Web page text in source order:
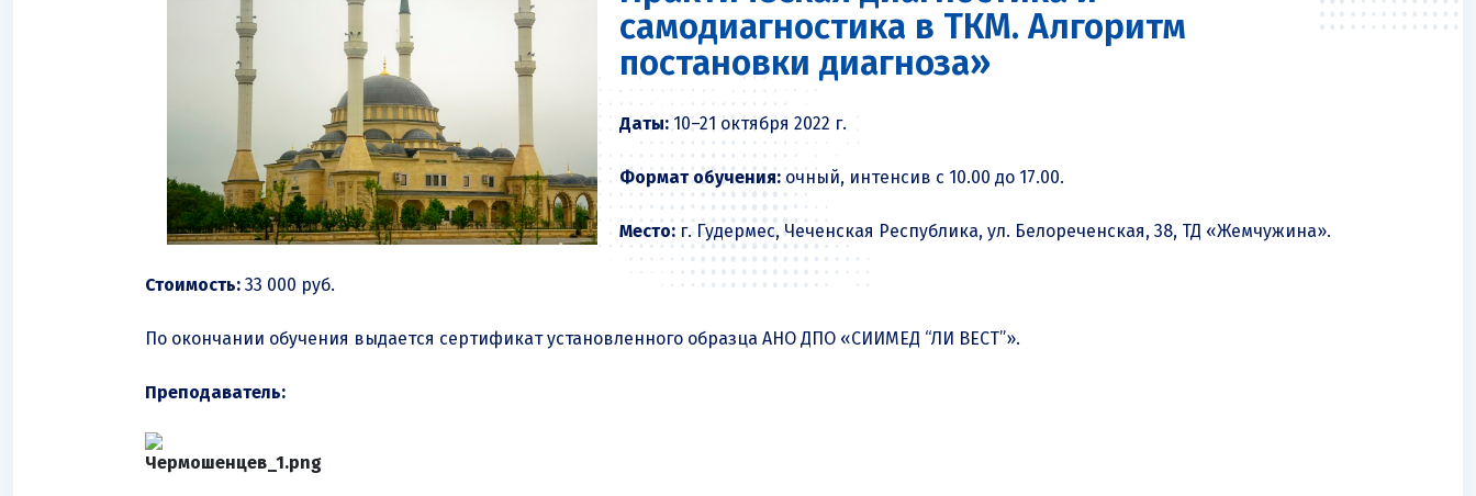
самодиагностика в ТКМ. Алгоритм
постановки диагноза»
Даты:10–21 октября 2022 г.
Формат обучения:очный, интенсив с 10.00 до 17.00.
Место: г. Гудермес, Чеченская Республика, ул. Белореченская, 38, ТД «Жемчужина».
Стоимость: 33 000 руб.
По окончании обучения выдается сертификат установленного образца АНО ДПО «СИИМЕД “ЛИ ВЕСТ”».
Преподаватель: